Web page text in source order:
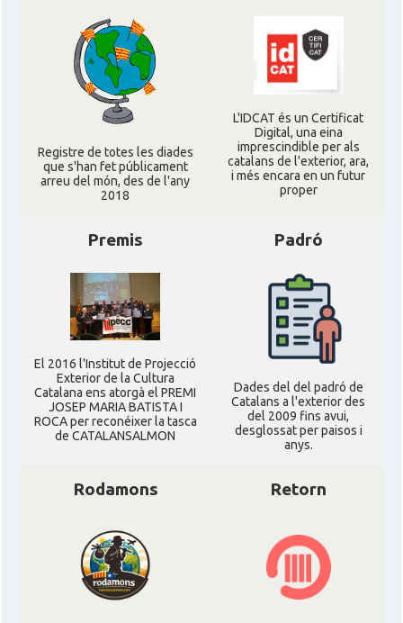
Registre de totes les diades
que s'han fet públicament
arreu del món, des de l'any
2018
L'IDCAT és un Certificat
Digital, una eina
imprescindible per als
catalans de l'exterior, ara,
i més encara en un futur
proper
Premis
El 2016 l'Institut de Projecció
Exterior de la Cultura
Catalana ens atorgà el PREMI
JOSEP MARIA BATISTA I
ROCA per reconéixer la tasca
de CATALANSALMON
Padró
Dades del del padró de
Catalans a l'exterior des
del 2009 fins avui,
desglossat per paisos i
anys.
Rodamons Retorn